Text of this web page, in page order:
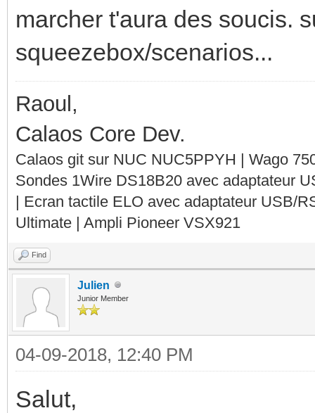
marcher t'aura des soucis.
squeezebox/scenarios...
Raoul,
Calaos Core Dev.
Calaos git sur NUC NUC5PPYH | Wago
Sondes 1Wire DS18B20 avec adaptateur
| Ecran tactile ELO avec adaptateur USB/
Ultimate | Ampli Pioneer VSX921
Find
Julien
Junior Member
04-09-2018, 12:40 PM
Salut,